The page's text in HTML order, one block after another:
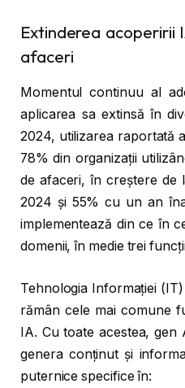
Extinderea acoperirii
afaceri
Momentul continuu al
aplicarea sa extinsă în
2024, utilizarea raportată
78% din organizații
de afaceri, în creștere de
2024 și 55% cu un an
implementează din ce în
domenii, în medie trei
Tehnologia Informației
rămân cele mai comune
IA. Cu toate acestea, gen
genera conținut și
puternice specifice în: